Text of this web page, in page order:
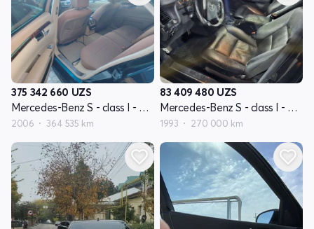
375 342 660 UZS
Mercedes-Benz S - class I - avlod W221
2006 364 535 km
83 409 480 UZS
Mercedes-Benz S - class I - avlod W140
1993 270 000 km